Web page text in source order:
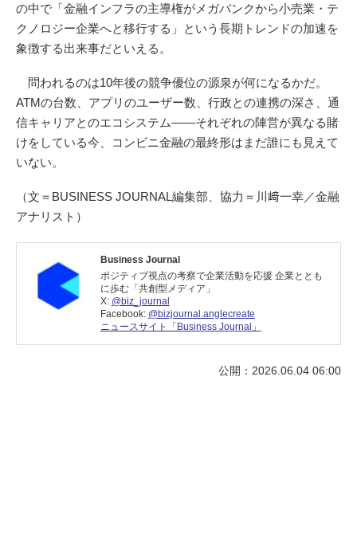
の中で「金融インフラの主導権がメガバンクから小売業・テ
クノロジー企業へと移行する」という長期トレンドの加速を
象徴する出来事だといえる。
問われるのは10年後の競争優位の源泉が何になるかだ。
ATMの台数、アプリのユーザー数、行政との連携の深さ、通
信キャリアとのエコシステム——それぞれの陣営が異なる賭
けをしている今、コンビニ金融の最終形はまだ誰にも見えて
いない。
（文＝BUSINESS JOURNAL編集部、協力＝川﨑一幸／金融
アナリスト）
Business Journal
ポジティブ視点の考察で企業活動を応援 企業ととも
に歩む「共創型メディア」
X: @biz_journal
Facebook: @bizjournal.anglecreate
ニュースサイト「Business Journal」
公開：2026.06.04 06:00